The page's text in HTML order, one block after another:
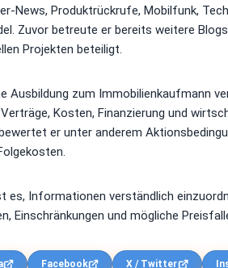
News, Produktrückrufe, Mobilfunk,
Zuvor betreute er bereits weitere
Projekten beteiligt.
Ausbildung zum Immobilienkaufmann
Kosten, Finanzierung und
er unter anderem
es, Informationen verständlich
Einschränkungen und mögliche
Facebook X / Twitter